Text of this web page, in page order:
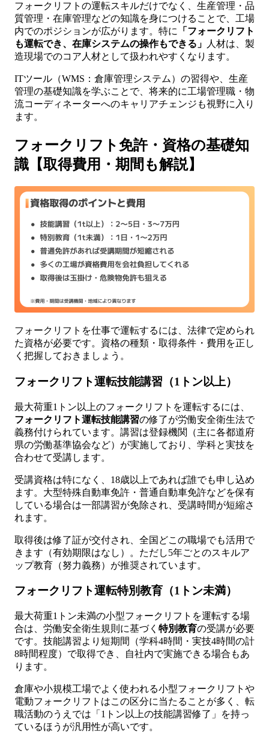
フォークリフトの運転スキルだけでなく、生産管理・品
質管理・在庫管理などの知識を身につけることで、工場
内でのポジションが広がります。特に
「フォークリフト
も運転でき、在庫システムの操作もできる」
人材は、製
造現場でのコア人材として扱われやすくなります。
ITツール（WMS：倉庫管理システム）の習得や、生産
管理の基礎知識を学ぶことで、将来的に工場管理職・物
流コーディネーターへのキャリアチェンジも視野に入り
ます。
フォークリフト免許・資格の基礎知
識【取得費用・期間も解説】
フォークリフトを仕事で運転するには、法律で定められ
た資格が必要です。資格の種類・取得条件・費用を正し
く把握しておきましょう。
フォークリフト運転技能講習（1トン以上）
最大荷重1トン以上のフォークリフトを運転するには、
フォークリフト運転技能講習の修了が労働安全衛生法で
義務付けられています。講習は登録機関（主に各都道府
県の労働基準協会など）が実施しており、学科と実技を
合わせて受講します。
受講資格は特になく、18歳以上であれば誰でも申し込め
ます。大型特殊自動車免許・普通自動車免許などを保有
している場合は一部講習が免除され、受講時間が短縮さ
れます。
取得後は修了証が交付され、全国どこの職場でも活用で
きます（有効期限はなし）。ただし5年ごとのスキルア
ップ教育（努力義務）が推奨されています。
フォークリフト運転特別教育（1トン未満）
最大荷重1トン未満の小型フォークリフトを運転する場
合は、労働安全衛生規則に基づく 特別教育の受講が必要
です。技能講習より短期間（学科4時間・実技4時間の計
8時間程度）で取得でき、自社内で実施できる場合もあ
ります。
倉庫や小規模工場でよく使われる小型フォークリフトや
電動フォークリフトはこの区分に当たることが多く、転
職活動のうえでは「1トン以上の技能講習修了」を持っ
ているほうが汎用性が高いです。